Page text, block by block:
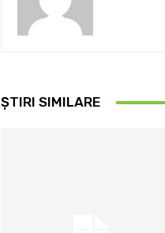
ȘTIRI SIMILARE